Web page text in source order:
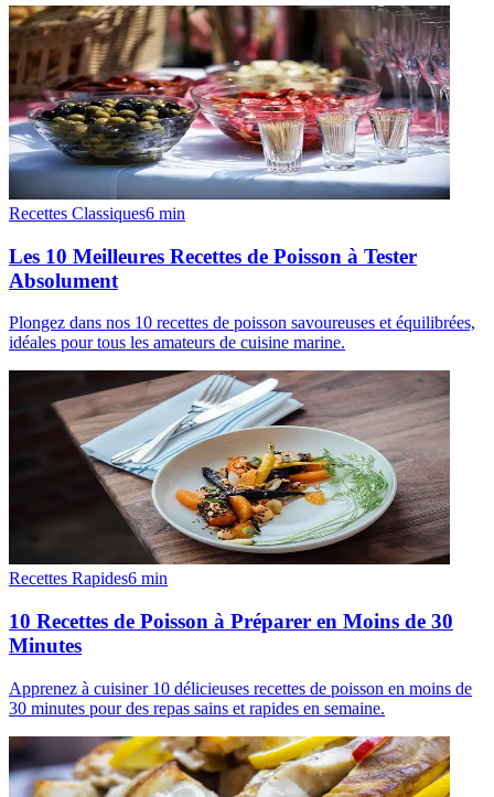
Recettes Classiques6 min
Les 10 Meilleures Recettes de Poisson à Tester
Absolument
Plongez dans nos 10 recettes de poisson savoureuses et équilibrées,
idéales pour tous les amateurs de cuisine marine.
Recettes Rapides6 min
10 Recettes de Poisson à Préparer en Moins de 30
Minutes
Apprenez à cuisiner 10 délicieuses recettes de poisson en moins de
30 minutes pour des repas sains et rapides en semaine.